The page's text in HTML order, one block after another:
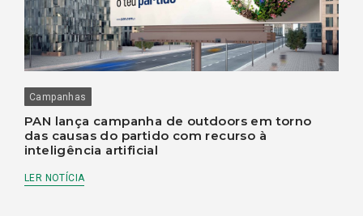
Campanhas
PAN lança campanha de outdoors em torno
das causas do partido com recurso à
inteligência artificial
LER NOTÍCIA